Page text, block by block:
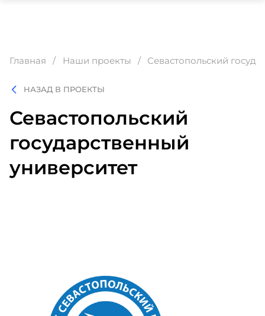
Главная Наши проекты Севастопольский
НАЗАД В ПРОЕКТЫ
Севастопольский
государственный
университет